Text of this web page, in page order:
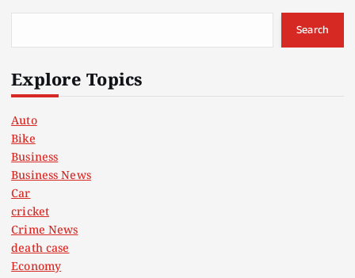
Search
Explore Topics
Auto
Bike
Business
Business News
Car
cricket
Crime News
death case
Economy